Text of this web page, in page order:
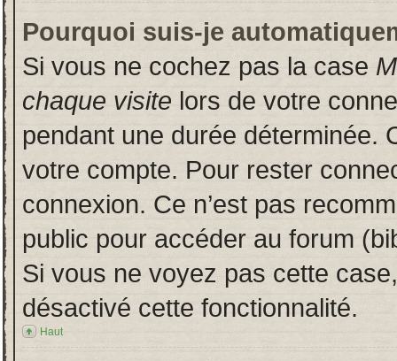
Pourquoi suis-je
Si vous ne cochez pas la case
chaque visite lors de votre
pendant une durée déterminée.
votre compte. Pour rester
connexion. Ce n’est pas
public pour accéder au forum
Si vous ne voyez pas cette
désactivé cette fonctionnalité.
Haut